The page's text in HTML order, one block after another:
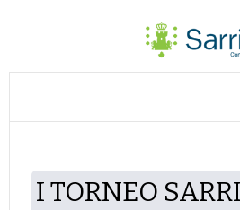
I TORNEO